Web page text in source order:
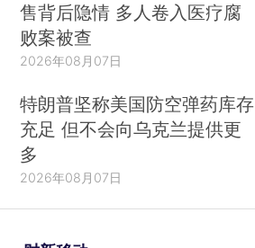
售背后隐情 多人卷入医疗腐
败案被查
2026年08月07日
特朗普坚称美国防空弹药库存
充足 但不会向乌克兰提供更
多
2026年08月07日